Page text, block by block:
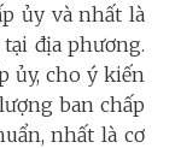
ủy và nhất là
địa phương.
ủy, cho ý kiến
ban chấp
nhất là cơ